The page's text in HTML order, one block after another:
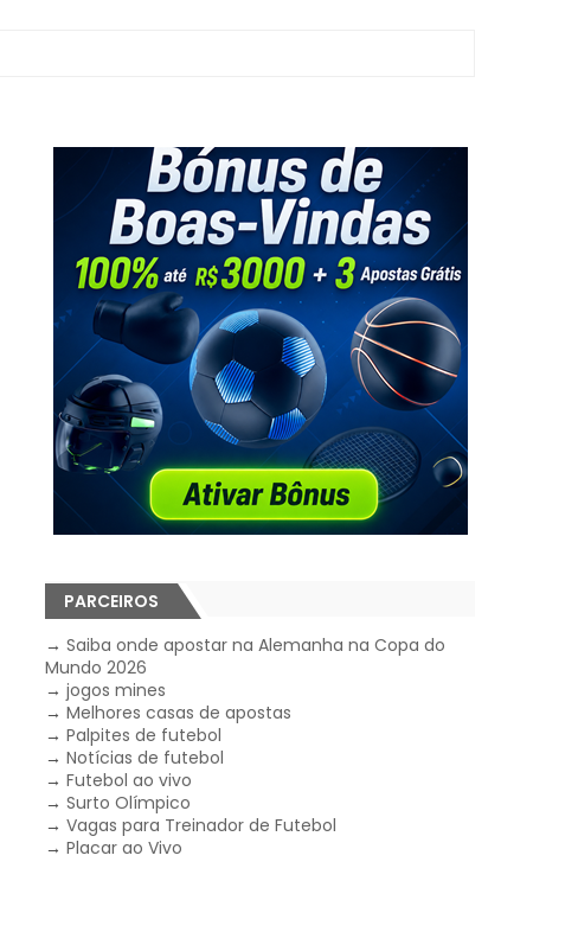
PARCEIROS
→Saiba onde apostar na Alemanha na Copa do
Mundo 2026
→jogos mines
→Melhores casas de apostas
→Palpites de futebol
→Notícias de futebol
→Futebol ao vivo
→Surto Olímpico
→Vagas para Treinador de Futebol
→Placar ao Vivo